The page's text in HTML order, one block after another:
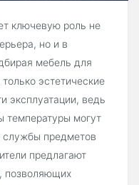
ключевую роль не
но и в
мебель для
эстетические
эксплуатации, ведь
температуры могут
службы предметов
предлагают
позволяющих